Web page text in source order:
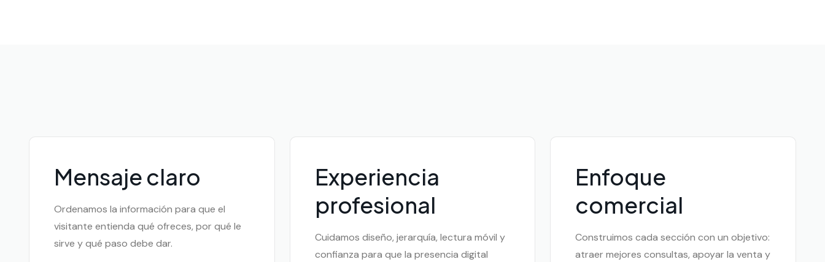
Mensaje claro
Ordenamos la información para que el
visitante entienda qué ofreces, por qué le
sirve y qué paso debe dar.
Experiencia
profesional
Cuidamos diseño, jerarquía, lectura móvil y
confianza para que la presencia digital
Enfoque
comercial
Construimos cada sección con un objetivo:
atraer mejores consultas, apoyar la venta y